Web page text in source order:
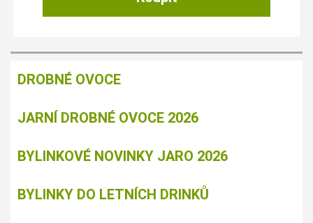
DROBNÉ OVOCE
JARNÍ DROBNÉ OVOCE 2026
BYLINKOVÉ NOVINKY JARO 2026
BYLINKY DO LETNÍCH DRINKŮ